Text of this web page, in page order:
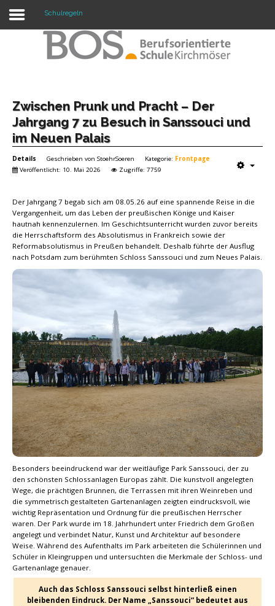
Warning: "continue" targeting switch is equivalent
Home
Profil
Termine
Mitwirkung
Kontakt
Schulregeln
Zwischen Prunk und Pracht – Der
Jahrgang 7 zu Besuch in Sanssouci und
im Neuen Palais
Details Geschrieben von StoehrSoeren Kategorie: Frontpage
Veröffentlicht: 10. Mai 2026
Zugriffe: 7759
Der Jahrgang 7 begab sich am 08.05.26 auf eine spannende Reise in die
Vergangenheit, um das Leben der preußischen Könige und Kaiser
hautnah kennenzulernen. Im Geschichtsunterricht wurden zuvor bereits
die Herrschaftsform des Absolutismus in Frankreich sowie der
Reformabsolutismus in Preußen behandelt. Deshalb führte der Ausflug
nach Potsdam zum berühmten Schloss Sanssouci und zum Neues Palais.
Besonders beeindruckend war der weitläufige Park Sanssouci, der zu
den schönsten Schlossanlagen Europas zählt. Die kunstvoll angelegten
Wege, die prächtigen Brunnen, die Terrassen mit ihren Weinreben und
die symmetrisch gestalteten Gartenanlagen zeigten eindrucksvoll, wie
wichtig Repräsentation und Ordnung für die preußischen Herrscher
waren. Der Park wurde im 18. Jahrhundert unter Friedrich dem Großen
angelegt und verbindet Natur, Kunst und Architektur auf besondere
Weise. Während des Aufenthalts im Park arbeiteten die Schülerinnen und
Schüler in Kleingruppen und untersuchten die Merkmale der Schloss- und
Gartenanlage genauer.
Auch das Schloss Sanssouci selbst hinterließ einen
bleibenden Eindruck. Der Name „Sanssouci“ bedeutet aus